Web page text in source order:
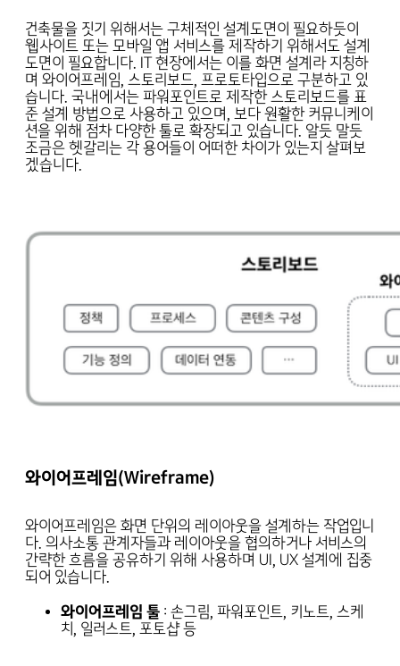
건축물을 짓기 위해서는 구체적인 설계도면이 필요하듯이
웹사이트 또는 모바일 앱 서비스를 제작하기 위해서도 설계
도면이 필요합니다. IT 현장에서는 이를 화면 설계라 지칭하
며 와이어프레임, 스토리보드, 프로토타입으로 구분하고 있
습니다. 국내에서는 파워포인트로 제작한 스토리보드를 표
준 설계 방법으로 사용하고 있으며, 보다 원활한 커뮤니케이
션을 위해 점차 다양한 툴로 확장되고 있습니다. 알듯 말듯
조금은 헷갈리는 각 용어들이 어떠한 차이가 있는지 살펴보
겠습니다.
와이어프레임(Wireframe)
와이어프레임은 화면 단위의 레이아웃을 설계하는 작업입니
다. 의사소통 관계자들과 레이아웃을 협의하거나 서비스의
간략한 흐름을 공유하기 위해 사용하며 UI, UX 설계에 집중
되어 있습니다.
와이어프레임 툴 : 손그림, 파워포인트, 키노트, 스케
치, 일러스트, 포토샵 등